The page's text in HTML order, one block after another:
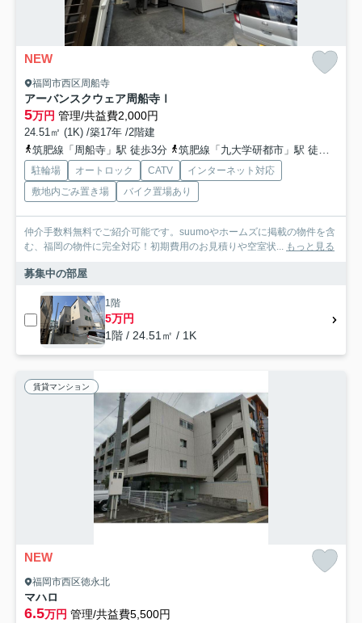
NEW
福岡市西区周船寺
アーバンスクウェア周船寺Ⅰ
5万円 管理/共益費2,000円
24.51㎡ (1K) /築17年 /2階建
筑肥線「周船寺」駅 徒歩3分
筑肥線「九大学研都市」駅 徒歩21分
駐輪場 オートロック CATV
インターネット対応
敷地内ごみ置き場
バイク置場あり
仲介手数料無料でご紹介可能です。suumoやホームズに掲載の物件を含
む、福岡の物件に完全対応！初期費用のお見積りや空室状... もっと見る
募集中の部屋
1階
5万円
1階 / 24.51㎡ / 1K
賃貸マンション
NEW
福岡市西区徳永北
マハロ
6.5万円 管理/共益費5,500円